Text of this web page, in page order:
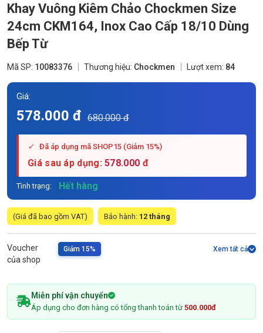
Khay Vuông Kiêm Chảo Chockmen Size
24cm CKM164, Inox Cao Cấp 18/10 Dùng
Bếp Từ
Mã SP: 10083376 Thương hiệu: Chockmen Lượt xem: 84
Giá:
578.000 đ 680.000 đ
✓ Đã áp dụng mã SHOP15 (Giảm 15%)
Giá sau áp dụng:578.000 đ
Tình trạng: Hết hàng
(Giá đã bao gồm VAT) Bảo hành: 12 tháng
Voucher
của shop
Giảm 15% Xem tất cả
Miễn phí vận chuyển
Áp dụng cho đơn hàng có tổng thanh toán từ 500.000đ